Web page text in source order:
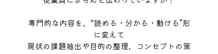
専門的な内容を、“読める・分かる・動ける”形
に変えて
現状の課題抽出や目的の整理、コンセプトの策